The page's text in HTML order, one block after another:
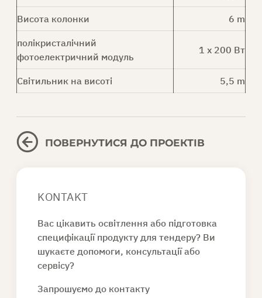
Висота колонки 6 m
полікристалічний
фотоелектричний модуль
1 x 200 Вт
Світильник на висоті 5,5 m
ПОВЕРНУТИСЯ ДО ПРОЕКТІВ
KONTAKT
Вас цікавить освітлення або підготовка
специфікації продукту для тендеру? Ви
шукаєте допомоги, консультації або
сервісу?
Запрошуємо до контакту